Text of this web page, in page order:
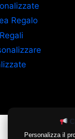
Regalo
Personalizza il